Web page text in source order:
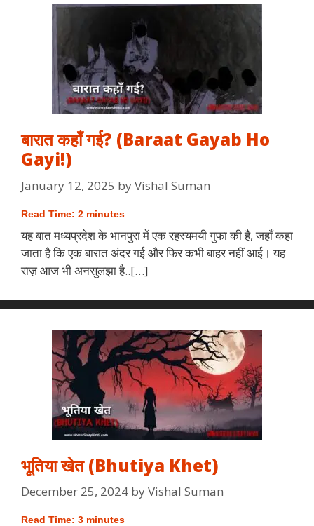
बारात कहाँ गई? (Baraat Gayab Ho
Gayi!)
January 12, 2025 byVishal Suman
Read Time: 2 minutes
यह बात मध्यप्रदेश के भानपुरा में एक रहस्यमयी गुफा की है, जहाँ कहा
जाता है कि एक बारात अंदर गई और फिर कभी बाहर नहीं आई। यह
राज़ आज भी अनसुलझा है..[…]
भूतिया खेत (Bhutiya Khet)
December 25, 2024 byVishal Suman
Read Time: 3 minutes